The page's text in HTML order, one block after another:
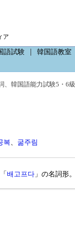
ア
語試験 韓国語教室
、 韓国語能力試験5・6級
복、 굶주림
배고프다 」の名詞形。